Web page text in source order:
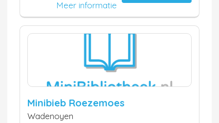
Meer informatie
Minibieb Roezemoes
Wadenoyen